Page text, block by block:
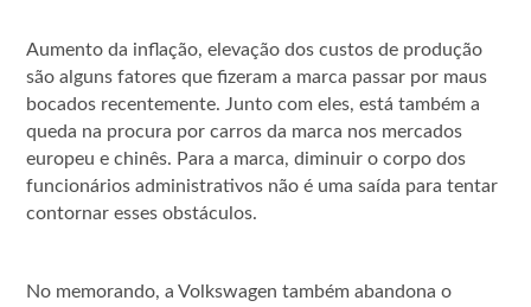
Aumento da inflação, elevação dos custos de produção
são alguns fatores que fizeram a marca passar por maus
bocados recentemente. Junto com eles, está também a
queda na procura por carros da marca nos mercados
europeu e chinês. Para a marca, diminuir o corpo dos
funcionários administrativos não é uma saída para tentar
contornar esses obstáculos.
No memorando, a Volkswagen também abandona o